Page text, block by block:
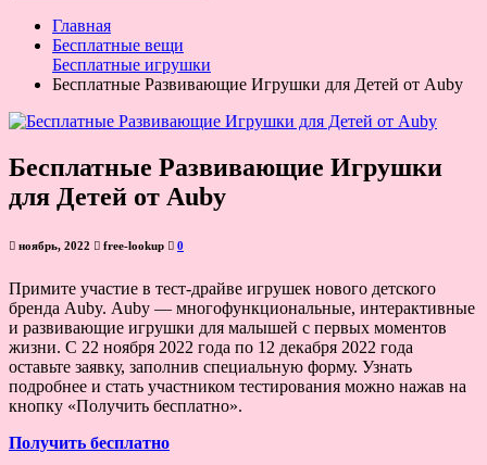
Главная
Бесплатные вещи
Бесплатные игрушки
Бесплатные Развивающие Игрушки для Детей от Аuby
Бесплатные Развивающие Игрушки
для Детей от Аuby
ноябрь, 2022 free-lookup 0
Примите участие в тест-драйве игрушек нового детского
бренда Аuby. Аuby — многофункциональные, интерактивные
и развивающие игрушки для малышей с первых моментов
жизни. С 22 ноября 2022 года по 12 декабря 2022 года
оставьте заявку, заполнив специальную форму. Узнать
подробнее и стать участником тестирования можно нажав на
кнопку «Получить бесплатно».
Получить бесплатно